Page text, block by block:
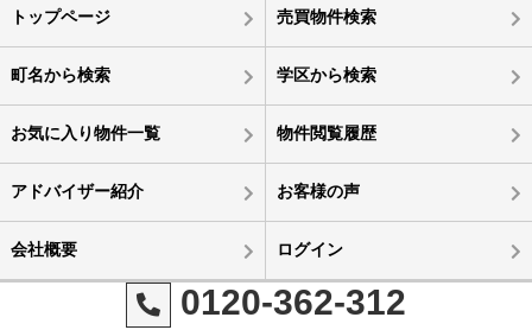
トップページ 売買物件検索
町名から検索 学区から検索
お気に入り物件一覧 物件閲覧履歴
アドバイザー紹介 お客様の声
会社概要 ログイン
0120-362-312